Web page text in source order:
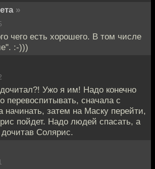
»
чего есть хорошего. В том числе
:-)))
Ужо я им! Надо конечно
перевоспитывать, сначала с
начинать, затем на Маску перейти,
пойдет. Надо людей спасать, а
Солярис.